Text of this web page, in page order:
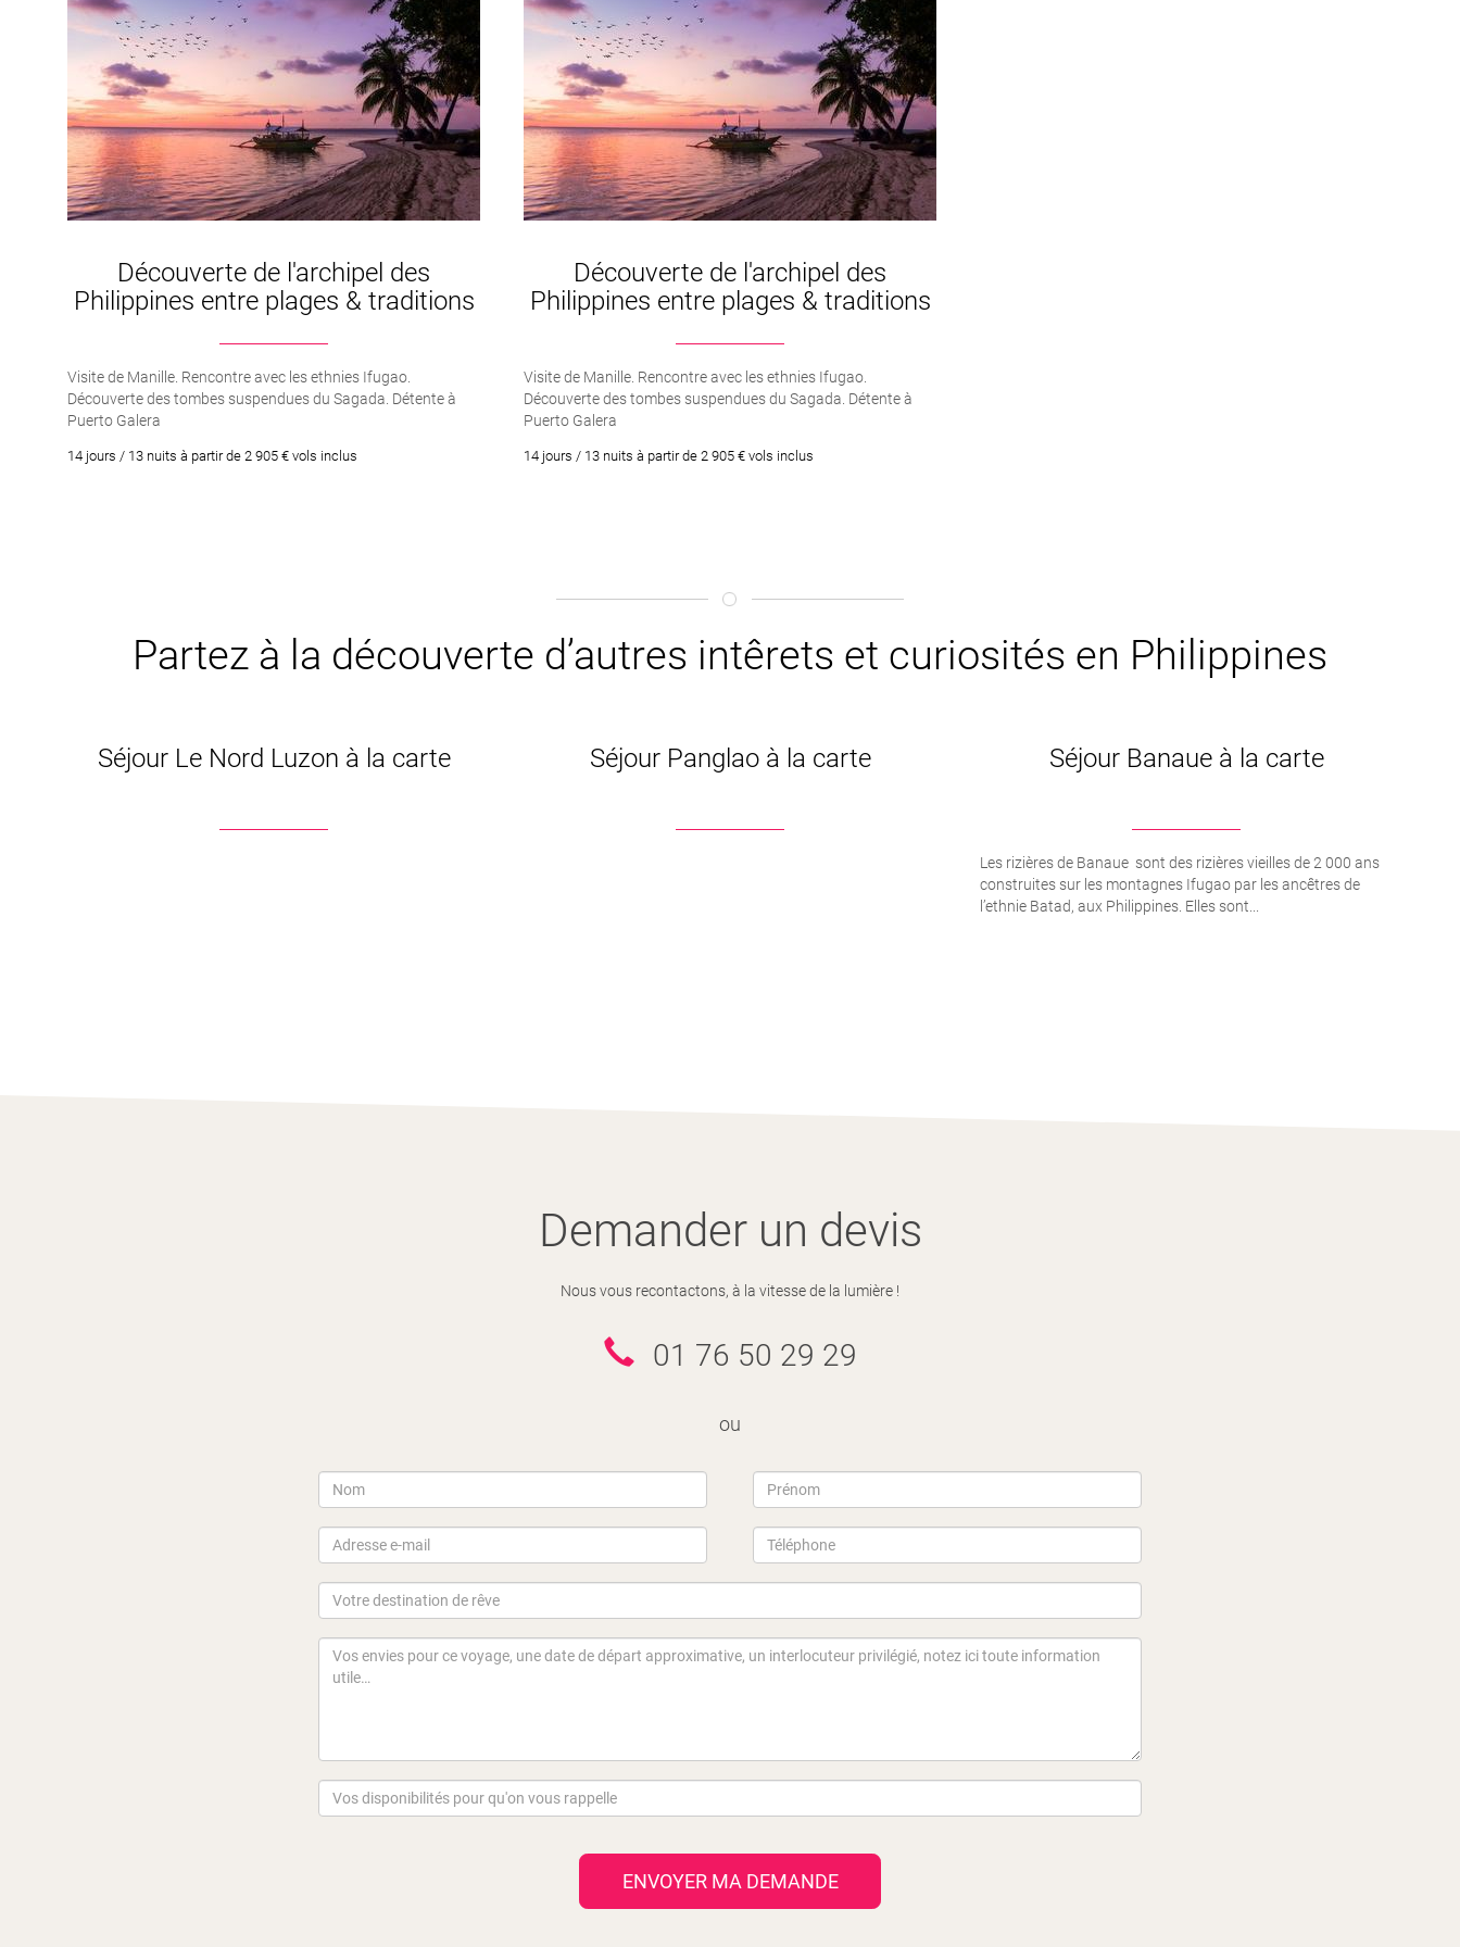
Découverte de l'archipel des
Philippines entre plages & traditions
Visite de Manille. Rencontre avec les ethnies Ifugao.
Découverte des tombes suspendues du Sagada. Détente à
Puerto Galera
14 jours / 13 nuits à partir de 2 905 € vols inclus
Découverte de l'archipel des
Philippines entre plages & traditions
Visite de Manille. Rencontre avec les ethnies Ifugao.
Découverte des tombes suspendues du Sagada. Détente à
Puerto Galera
14 jours / 13 nuits à partir de 2 905 € vols inclus
Partez à la découverte d’autres intêrets et curiosités en Philippines
Séjour Le Nord Luzon à la carte Séjour Panglao à la carte Séjour Banaue à la carte
Les rizières de Banaue sont des rizières vieilles de 2 000 ans
construites sur les montagnes Ifugao par les ancêtres de
l’ethnie Batad, aux Philippines. Elles sont...
Demander un devis
Nous vous recontactons, à la vitesse de la lumière !
01 76 50 29 29
ou
ENVOYER MA DEMANDE